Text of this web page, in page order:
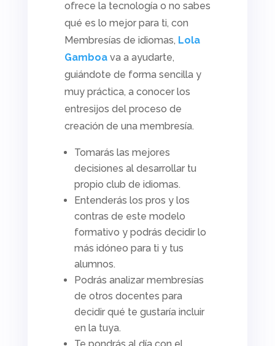
ofrece la tecnología o no sabes
qué es lo mejor para ti, con
Membresías de idiomas, Lola
Gamboava a ayudarte,
guiándote de forma sencilla y
muy práctica, a conocer los
entresijos del proceso de
creación de una membresía.
Tomarás las mejores
decisiones al desarrollar tu
propio club de idiomas.
Entenderás los pros y los
contras de este modelo
formativo y podrás decidir lo
más idóneo para ti y tus
alumnos.
Podrás analizar membresías
de otros docentes para
decidir qué te gustaría incluir
en la tuya.
Te pondrás al día con el